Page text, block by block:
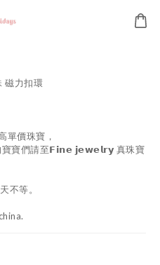
磁力扣環
單價珠寶，
寶們請至𝗙𝗶𝗻𝗲 𝗷𝗲𝘄𝗲𝗹𝗿𝘆 真珠寶
不等。